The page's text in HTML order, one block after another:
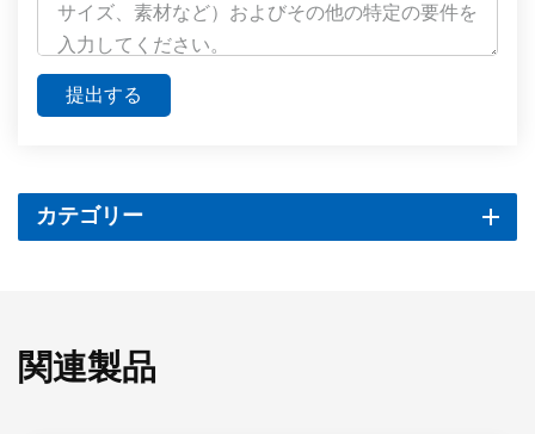
提出する
カテゴリー
関連製品